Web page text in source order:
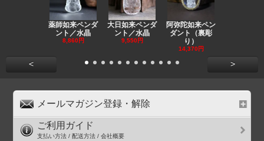
薬師如来ペンダ
ント／水晶
8,860円
大日如来ペンダ
ント／水晶
9,550円
阿弥陀如来ペン
ダント（裏彫
り）
14,370円
< >
メールマガジン登録・解除
ご利用ガイド
支払い方法 / 配送方法 / 会社概要